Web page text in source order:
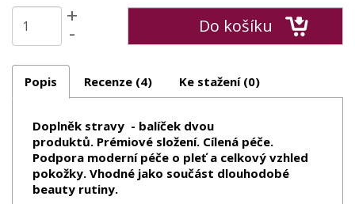
+
- Do košíku
Popis Recenze (4) Ke stažení (0)
Doplněk stravy - balíček dvou
produktů. Prémiové složení. Cílená péče.
Podpora moderní péče o pleť a celkový vzhled
pokožky. Vhodné jako součást dlouhodobé
beauty rutiny.